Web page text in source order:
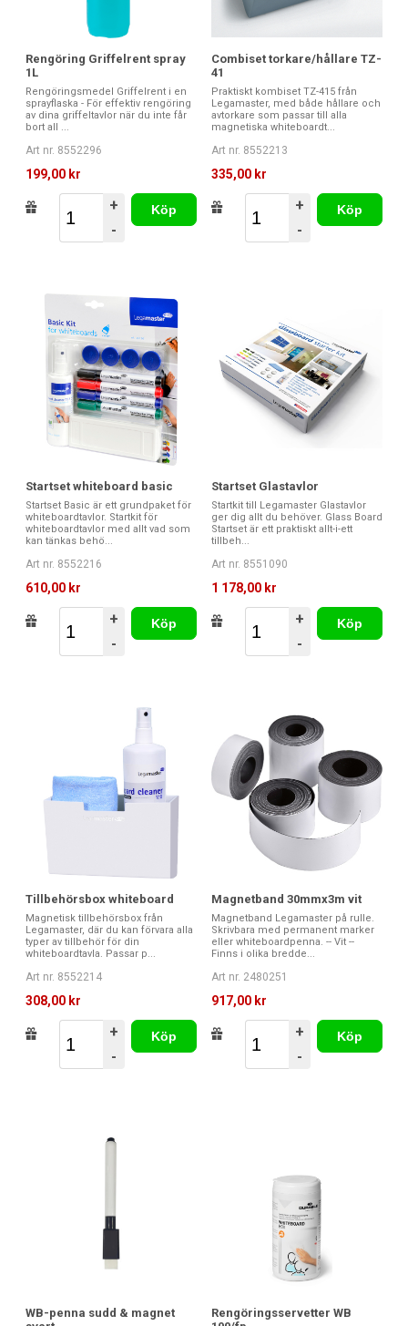
Rengöring Griffelrent spray
1L
Rengöringsmedel Griffelrent i en
sprayflaska - För effektiv rengöring
av dina griffeltavlor när du inte får
bort all ...
Art nr. 8552296
199,00 kr
+
-
Köp
Combiset torkare/hållare TZ-
41
Praktiskt kombiset TZ-415 från
Legamaster, med både hållare och
avtorkare som passar till alla
magnetiska whiteboardt...
Art nr. 8552213
335,00 kr
+
-
Köp
Startset whiteboard basic
Startset Basic är ett grundpaket för
whiteboardtavlor. Startkit för
whiteboardtavlor med allt vad som
kan tänkas behö...
Art nr. 8552216
610,00 kr
+
-
Köp
Startset Glastavlor
Startkit till Legamaster Glastavlor
ger dig allt du behöver. Glass Board
Startset är ett praktiskt allt-i-ett
tillbeh...
Art nr. 8551090
1 178,00 kr
+
-
Köp
Tillbehörsbox whiteboard
Magnetisk tillbehörsbox från
Legamaster, där du kan förvara alla
typer av tillbehör för din
whiteboardtavla. Passar p...
Art nr. 8552214
308,00 kr
+
-
Köp
Magnetband 30mmx3m vit
Magnetband Legamaster på rulle.
Skrivbara med permanent marker
eller whiteboardpenna. -- Vit --
Finns i olika bredde...
Art nr. 2480251
917,00 kr
+
-
Köp
WB-penna sudd & magnet
Rengöringsservetter WB